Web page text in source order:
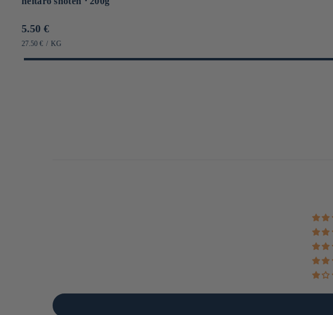
Prix
habituel
5.50 €
PRIX
27.50 € / PAR
KG